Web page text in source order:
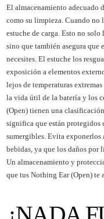
El almacenamiento adecuado
como su limpieza. Cuando no
estuche de carga. Esto no
sino que también asegura que
necesites. El estuche los
exposición a elementos
lejos de temperaturas
la vida útil de la batería y los
(Open) tienen una
significa que están
sumergibles. Evita exponerlos
bebidas, ya que los daños por
Un almacenamiento y
que tus Nothing Ear (Open) te